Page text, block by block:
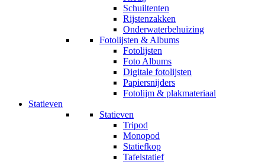
Schuiltenten
Rijstenzakken
Onderwaterbehuizing
Fotolijsten & Albums
Fotolijsten
Foto Albums
Digitale fotolijsten
Papiersnijders
Fotolijm & plakmateriaal
Statieven
Statieven
Tripod
Monopod
Statiefkop
Tafelstatief